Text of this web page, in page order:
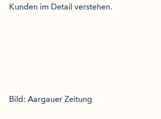
Kunden im Detail verstehen.
Bild: Aargauer Zeitung